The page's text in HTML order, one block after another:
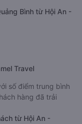
Bình từ Hội An -
Travel
số điểm trung bình
hàng đã trải
từ Hội An -